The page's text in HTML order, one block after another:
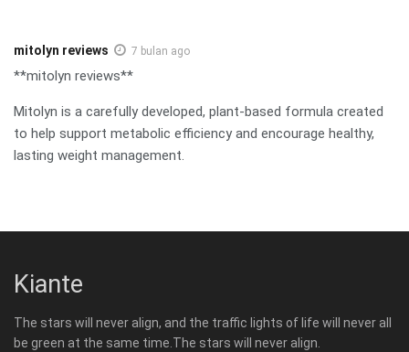
mitolyn reviews 7 bulan ago
**mitolyn reviews**
Mitolyn is a carefully developed, plant-based formula created
to help support metabolic efficiency and encourage healthy,
lasting weight management.
Kiante
The stars will never align, and the traffic lights of life will never all
be green at the same time.The stars will never align.